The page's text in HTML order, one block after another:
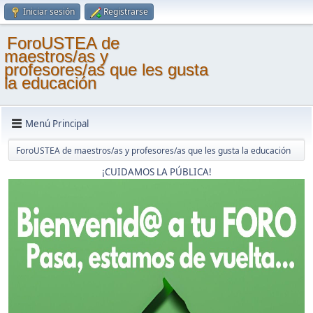
Iniciar sesión Registrarse
ForoUSTEA de
maestros/as y
profesores/as que les gusta
la educación
Menú Principal
ForoUSTEA de maestros/as y profesores/as que les gusta la educación
¡CUIDAMOS LA PÚBLICA!